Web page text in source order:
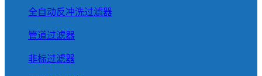
全自动反冲洗过滤器
管道过滤器
非标过滤器